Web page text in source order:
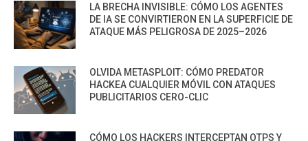
LA BRECHA INVISIBLE: CÓMO LOS AGENTES
DE IA SE CONVIRTIERON EN LA SUPERFICIE DE
ATAQUE MÁS PELIGROSA DE 2025–2026
OLVIDA METASPLOIT: CÓMO PREDATOR
HACKEA CUALQUIER MÓVIL CON ATAQUES
PUBLICITARIOS CERO-CLIC
CÓMO LOS HACKERS INTERCEPTAN OTPS Y